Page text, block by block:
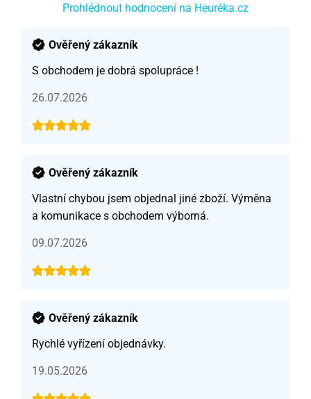
Prohlédnout hodnocení na Heuréka.cz
Ověřený zákazník
S obchodem je dobrá spolupráce !
26.07.2026
Ověřený zákazník
Vlastní chybou jsem objednal jiné zboží. Výměna
a komunikace s obchodem výborná.
09.07.2026
Ověřený zákazník
Rychlé vyřízení objednávky.
19.05.2026